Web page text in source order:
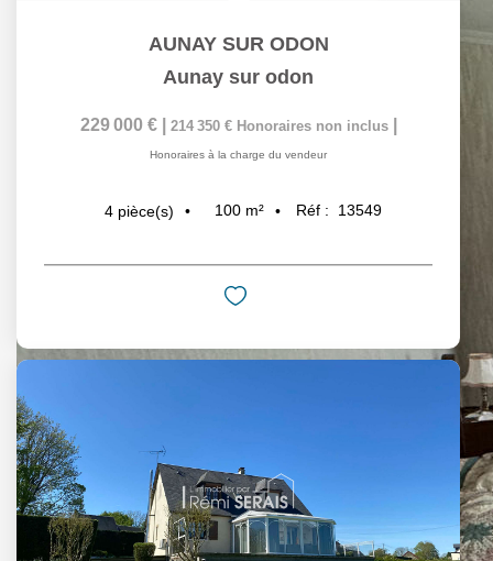
AUNAY SUR ODON
Aunay sur odon
229 000 € 214 350 € Honoraires non inclus
Honoraires à la charge du vendeur
4 pièce(s) 100 m² Réf : 13549